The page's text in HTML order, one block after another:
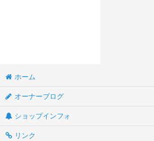
ホーム
オーナーブログ
ショップインフォ
リンク